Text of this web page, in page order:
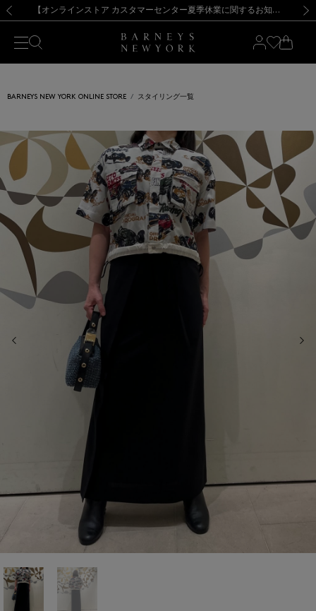
新規登録のお客様も対象！＜MY BARNEYS＞会員のお客様は11,000円（税込）以上のお買上げで常時送料無料！お買い物の際は会員登録を！
【夏季休業に伴う出荷一時停止のお知らせ】(2026.8.7) 【オンラインストア カスタマーセンター夏季休業に関するお知らせ】（2026.8.7）
【夏季休業に伴う返品・交換承り一時停止のお知らせ】（2026.8.5）
熊本県を中心とした地震の影響によるお荷物のお届けについて
【開催中】SUMMER SALEのご案内・ご注意事項 新規登録のお客様も対象！＜MY BARNEYS＞会員のお客様は11,000円（税込）以上のお買上げで常時送料無料！お買い物の際は会員登録を！
【夏季休業に伴う出荷一時停止のお知らせ】(2026.8.7)
BARNEYS NEW YORK ONLINE STORE スタイリング一覧